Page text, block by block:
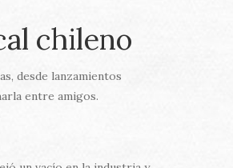
chileno
desde lanzamientos
entre amigos.